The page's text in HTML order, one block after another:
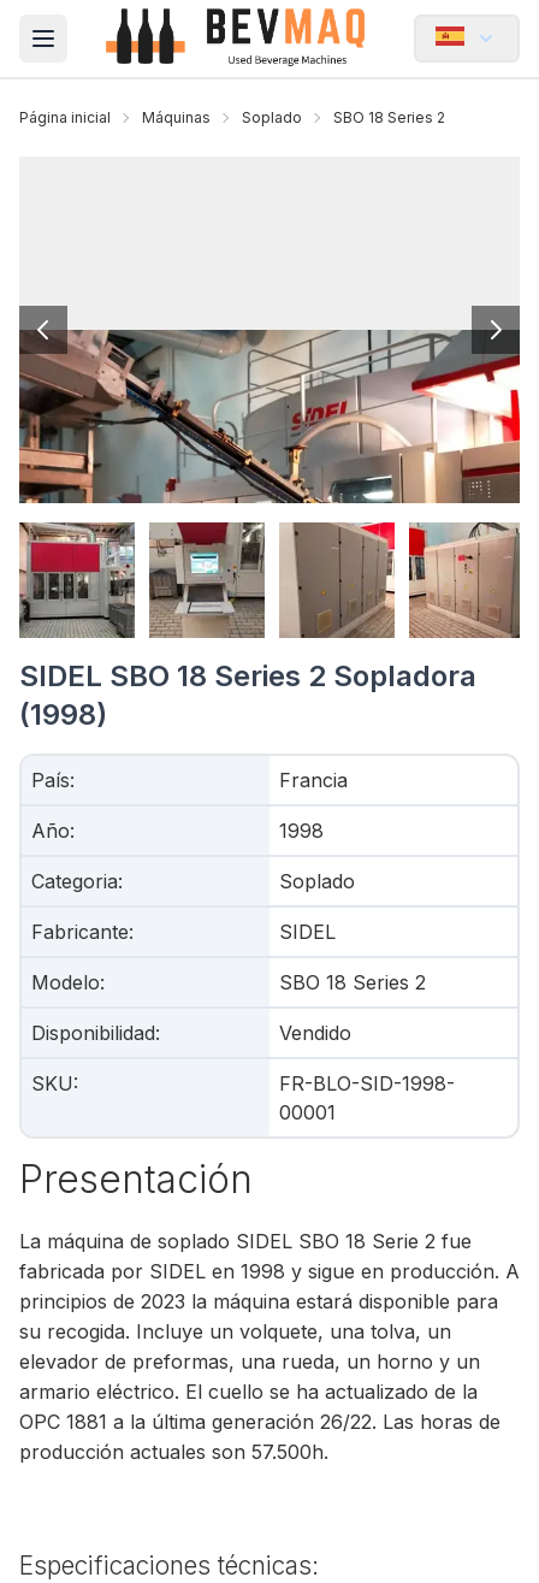
Open main menu
Página inicial Máquinas Soplado SBO 18 Series 2
SIDEL SBO 18 Series 2 Sopladora
(1998)
País: Francia
Año: 1998
Categoria: Soplado
Fabricante: SIDEL
Modelo: SBO 18 Series 2
Disponibilidad: Vendido
SKU:
FR-BLO-SID-1998-
00001
Presentación
La máquina de soplado SIDEL SBO 18 Serie 2 fue
fabricada por SIDEL en 1998 y sigue en producción. A
principios de 2023 la máquina estará disponible para
su recogida. Incluye un volquete, una tolva, un
elevador de preformas, una rueda, un horno y un
armario eléctrico. El cuello se ha actualizado de la
OPC 1881 a la última generación 26/22. Las horas de
producción actuales son 57.500h.
Especificaciones técnicas: